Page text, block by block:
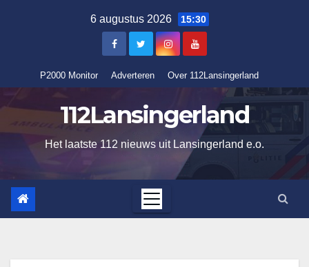
6 augustus 2026 15:30
P2000 Monitor Adverteren Over 112Lansingerland
112Lansingerland
Het laatste 112 nieuws uit Lansingerland e.o.